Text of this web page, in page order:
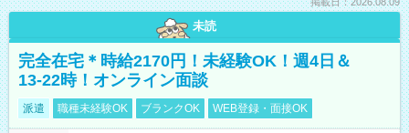
未読
完全在宅＊時給2170円！未経験OK！週4日＆
13-22時！オンライン面談
派遣 職種未経験OK ブランクOK WEB登録・面接OK